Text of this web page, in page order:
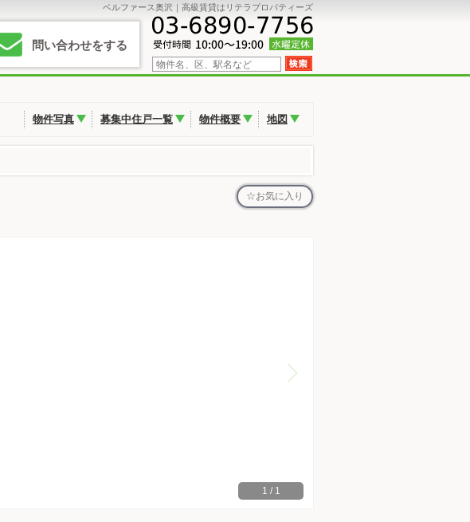
ベルファース奥沢｜高級賃貸はリテラプロパティーズ
問い合わせをする
物件写真 募集中住戸一覧 物件概要 地図
お気に入り
1 / 1